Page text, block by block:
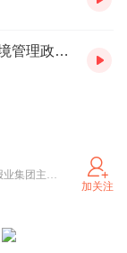
国家移民管理局进一步调整优化若干出入境管理政策措施
居中、守正、观天下！ 正观新闻，由郑州报业集团主办，是郑州市全力打造的“扎根郑州、立足中原、放眼全球”的拥有较强影响力的新型主流媒体，集“新闻+政务+服务”于一体的突出文化和国际视野的新媒体平台。
加关注